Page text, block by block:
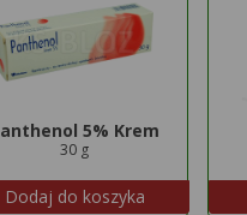
5% Krem
30 g
Dodaj do koszyka